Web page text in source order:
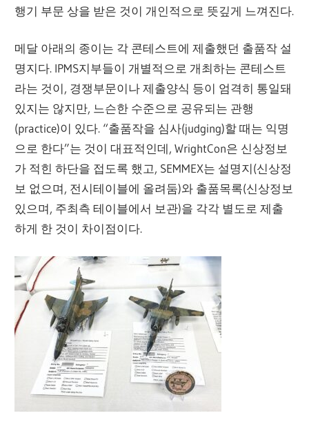
행기 부문 상을 받은 것이 개인적으로 뜻깊게 느껴진다.
메달 아래의 종이는 각 콘테스트에 제출했던 출품작 설
명지다. IPMS지부들이 개별적으로 개최하는 콘테스트
라는 것이, 경쟁부문이나 제출양식 등이 엄격히 통일돼
있지는 않지만, 느슨한 수준으로 공유되는 관행
(practice)이 있다. “출품작을 심사(judging)할 때는 익명
으로 한다”는 것이 대표적인데, WrightCon은 신상정보
가 적힌 하단을 접도록 했고, SEMMEX는 설명지(신상정
보 없으며, 전시테이블에 올려둠)와 출품목록(신상정보
있으며, 주최측 테이블에서 보관)을 각각 별도로 제출
하게 한 것이 차이점이다.